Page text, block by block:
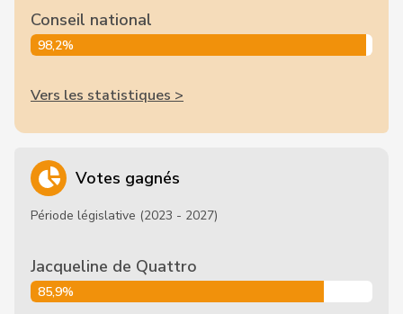
Conseil national
98,2%
Vers les statistiques >
Votes gagnés
Période législative (2023 - 2027)
Jacqueline de Quattro
85,9%